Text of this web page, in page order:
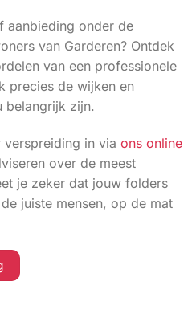
aanbieding onder de
van Garderen? Ontdek
van een professionele
precies de wijken en
belangrijk zijn.
in via ons online
over de meest
je zeker dat jouw folders
juiste mensen, op de mat